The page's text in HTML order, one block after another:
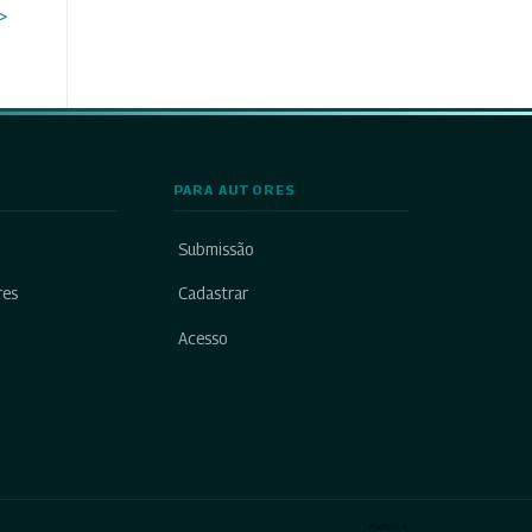
PARA AUTORES
Submissão
Cadastrar
Acesso